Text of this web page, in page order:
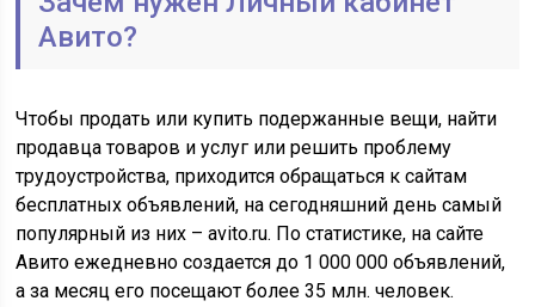
Авито?
Чтобы продать или купить подержанные вещи, найти
продавца товаров и услуг или решить проблему
трудоустройства, приходится обращаться к сайтам
бесплатных объявлений, на сегодняшний день самый
популярный из них – avito.ru. По статистике, на сайте
Авито ежедневно создается до 1 000 000 объявлений,
а за месяц его посещают более 35 млн. человек.